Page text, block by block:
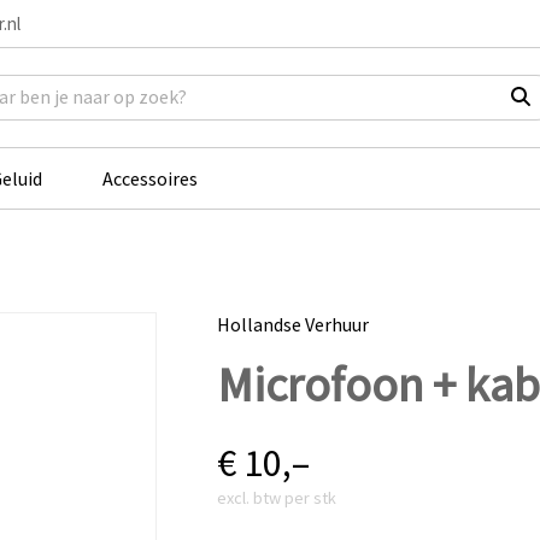
Accessoires
Hollandse Verhuur
Microfoon +
€ 10,–
excl. btw per stk